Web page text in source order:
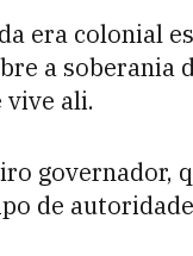
era colonial
a soberania
vive ali.
governador,
de